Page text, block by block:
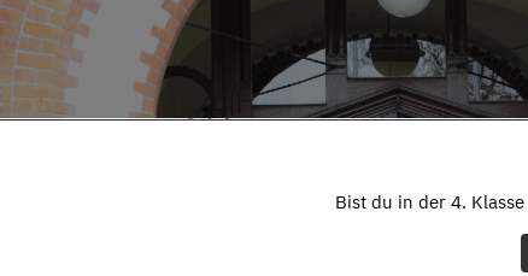
Bist du in der 4.